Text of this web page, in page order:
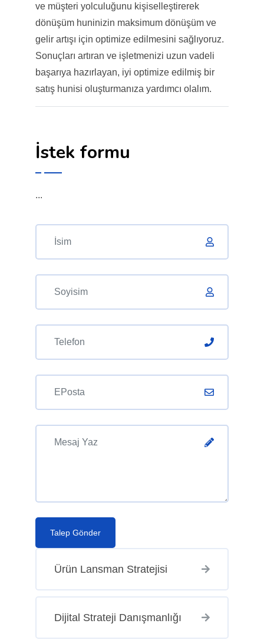
Ürün Lansman Stratejisi
Dijital Strateji Danışmanlığı
ve müşteri yolculuğunu kişiselleştirerek
dönüşüm huninizin maksimum dönüşüm ve
gelir artışı için optimize edilmesini sağlıyoruz.
Sonuçları artıran ve işletmenizi uzun vadeli
başarıya hazırlayan, iyi optimize edilmiş bir
satış hunisi oluşturmanıza yardımcı olalım.
İstek formu
...
Talep Gönder